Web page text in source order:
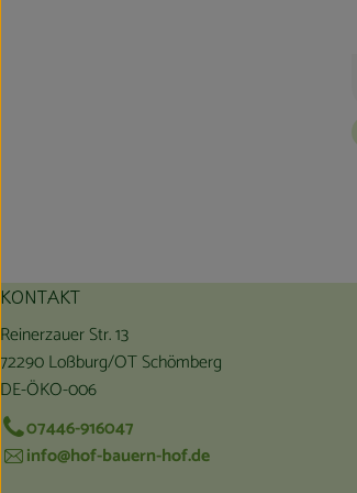
KONTAKT
Reinerzauer Str. 13
72290 Loßburg/OT Schömberg
DE-ÖKO-006
07446-916047
info@hof-bauern-hof.de